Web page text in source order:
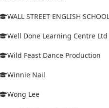
WALL STREET ENGLISH
Well Done Learning Centre Ltd
Wild Feast Dance Production
Winnie Nail
Wong Lee